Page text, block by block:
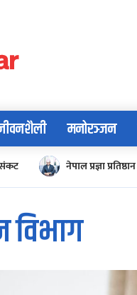
मनोरञ्जन
नेपाल प्रज्ञा प्रतिष्ठान
विभाग